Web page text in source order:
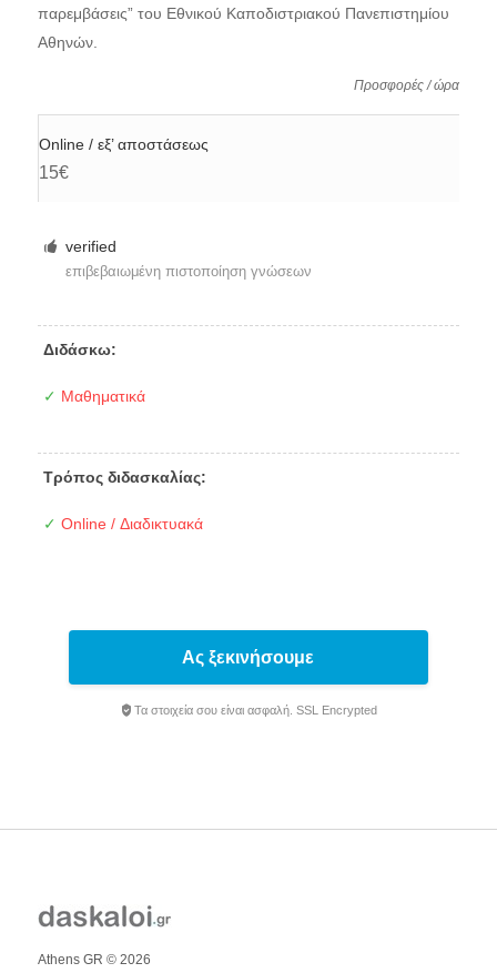
παρεμβάσεις” του Εθνικού Καποδιστριακού Πανεπιστημίου
Αθηνών.
Προσφορές / ώρα
Online / εξ’ αποστάσεως
15€
verified
επιβεβαιωμένη πιστοποίηση γνώσεων
Διδάσκω:
✓ Μαθηματικά
Τρόπος διδασκαλίας:
✓ Online / Διαδικτυακά
Ας ξεκινήσουμε
Τα στοιχεία σου είναι ασφαλή. SSL Encrypted
Athens GR © 2026